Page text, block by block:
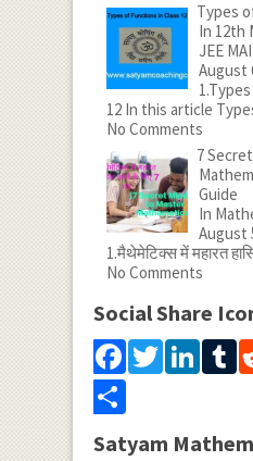
Types
In 12th
JEE
August
12 In this article
No Comments
7
Guide
In
August
1.मैथेमेटिक्स में महारत
No Comments
Social Share
Share
Satyam